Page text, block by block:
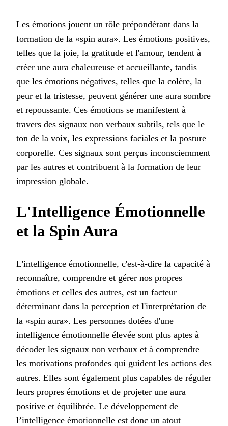
Les émotions jouent un rôle prépondérant dans la
formation de la «spin aura». Les émotions positives,
telles que la joie, la gratitude et l'amour, tendent à
créer une aura chaleureuse et accueillante, tandis
que les émotions négatives, telles que la colère, la
peur et la tristesse, peuvent générer une aura sombre
et repoussante. Ces émotions se manifestent à
travers des signaux non verbaux subtils, tels que le
ton de la voix, les expressions faciales et la posture
corporelle. Ces signaux sont perçus inconsciemment
par les autres et contribuent à la formation de leur
impression globale.
L'Intelligence Émotionnelle
et la Spin Aura
L'intelligence émotionnelle, c'est-à-dire la capacité à
reconnaître, comprendre et gérer nos propres
émotions et celles des autres, est un facteur
déterminant dans la perception et l'interprétation de
la «spin aura». Les personnes dotées d'une
intelligence émotionnelle élevée sont plus aptes à
décoder les signaux non verbaux et à comprendre
les motivations profondes qui guident les actions des
autres. Elles sont également plus capables de réguler
leurs propres émotions et de projeter une aura
positive et équilibrée. Le développement de
l’intelligence émotionnelle est donc un atout